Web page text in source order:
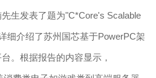
生发表了题为"C*Core's Scalable
细介绍了苏州国芯基于PowerPC架
。根据报告的内容显示，